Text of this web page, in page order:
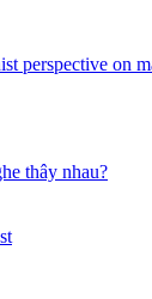
perspective on
thây nhau?